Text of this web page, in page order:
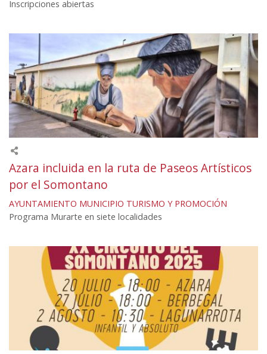
Inscripciones abiertas
Azara incluida en la ruta de Paseos Artísticos
por el Somontano
AYUNTAMIENTO MUNICIPIO TURISMO Y PROMOCIÓN
Programa Murarte en siete localidades